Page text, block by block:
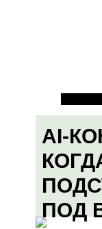
AI-
ПОД